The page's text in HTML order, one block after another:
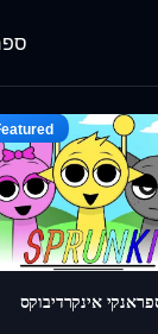
אינקרדיבוקס